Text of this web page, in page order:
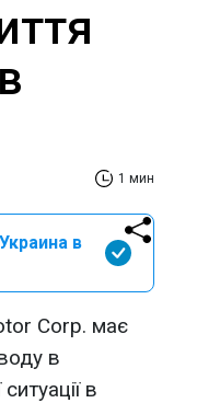
1 мин
в
Corp. має
в
в